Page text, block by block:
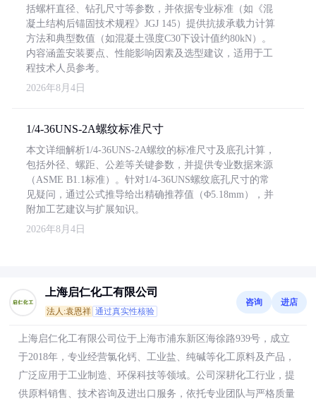
括螺杆直径、钻孔尺寸等参数，并依据专业标准（如《混
凝土结构后锚固技术规程》JGJ 145）提供抗拔承载力计算
方法和典型数值（如混凝土强度C30下设计值约80kN）。
内容涵盖安装要点、性能影响因素及选型建议，适用于工
程技术人员参考。
2026年8月4日
1/4-36UNS-2A螺纹标准尺寸
本文详细解析1/4-36UNS-2A螺纹的标准尺寸及底孔计算，
包括外径、螺距、公差等关键参数，并提供专业数据来源
（ASME B1.1标准）。针对1/4-36UNS螺纹底孔尺寸的常
见疑问，通过公式推导给出精确推荐值（Φ5.18mm），并
附加工艺建议与扩展知识。
2026年8月4日
上海启仁化工有限公司
法人:袁恩祥 通过真实性核验
咨询 进店
上海启仁化工有限公司位于上海市浦东新区海徐路939号，成立
于2018年，专业经营氯化钙、工业盐、纯碱等化工原料及产品，
广泛应用于工业制造、环保科技等领域。公司深耕化工行业，提
供原料销售、技术咨询及进出口服务，依托专业团队与严格质量